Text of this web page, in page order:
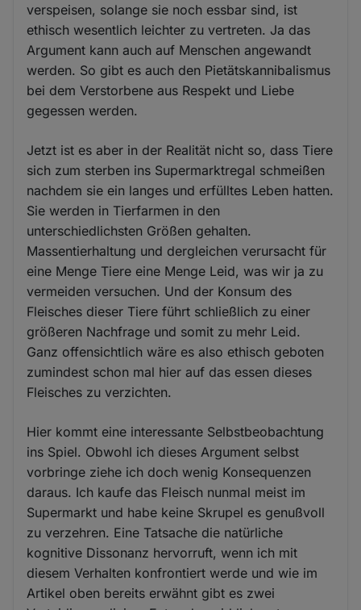
verspeisen, solange sie noch essbar sind, ist
ethisch wesentlich leichter zu vertreten. Ja das
Argument kann auch auf Menschen angewandt
werden. So gibt es auch den Pietätskannibalismus
bei dem Verstorbene aus Respekt und Liebe
gegessen werden.
Jetzt ist es aber in der Realität nicht so, dass Tiere
sich zum sterben ins Supermarktregal schmeißen
nachdem sie ein langes und erfülltes Leben hatten.
Sie werden in Tierfarmen in den
unterschiedlichsten Größen gehalten.
Massentierhaltung und dergleichen verursacht für
eine Menge Tiere eine Menge Leid, was wir ja zu
vermeiden versuchen. Und der Konsum des
Fleisches dieser Tiere führt schließlich zu einer
größeren Nachfrage und somit zu mehr Leid.
Ganz offensichtlich wäre es also ethisch geboten
zumindest schon mal hier auf das essen dieses
Fleisches zu verzichten.
Hier kommt eine interessante Selbstbeobachtung
ins Spiel. Obwohl ich dieses Argument selbst
vorbringe ziehe ich doch wenig Konsequenzen
daraus. Ich kaufe das Fleisch nunmal meist im
Supermarkt und habe keine Skrupel es genußvoll
zu verzehren. Eine Tatsache die natürliche
kognitive Dissonanz hervorruft, wenn ich mit
diesem Verhalten konfrontiert werde und wie im
Artikel oben bereits erwähnt gibt es zwei